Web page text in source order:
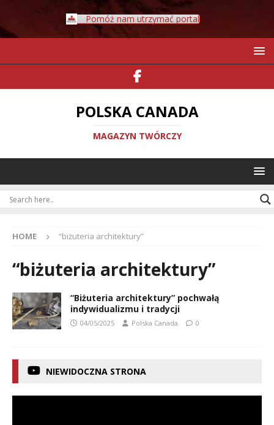
Pomóż nam utrzymać portal
POLSKA CANADA
MAGAZYN TWÓRCZY
HOME “biżuteria architektury”
“biżuteria architektury”
“Biżuteria architektury” pochwałą
indywidualizmu i tradycji
04/05/2025 Polska Canada 0
NIEWIDOCZNA STRONA